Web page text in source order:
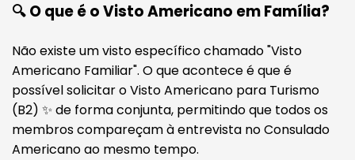
🔍 O que é o Visto Americano em Família?
Não existe um visto específico chamado "Visto
Americano Familiar". O que acontece é que é
possível solicitar o Visto Americano para Turismo
(B2) ✨ de forma conjunta, permitindo que todos os
membros compareçam à entrevista no Consulado
Americano ao mesmo tempo.